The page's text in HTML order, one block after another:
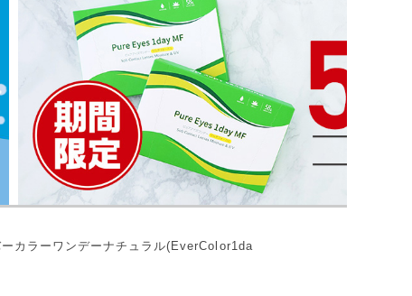
ーカラーワンデーナチュラル(EverColor1da